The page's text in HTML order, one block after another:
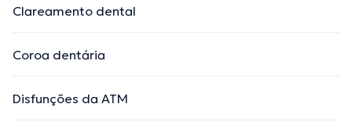
Clareamento dental
Coroa dentária
Disfunções da ATM